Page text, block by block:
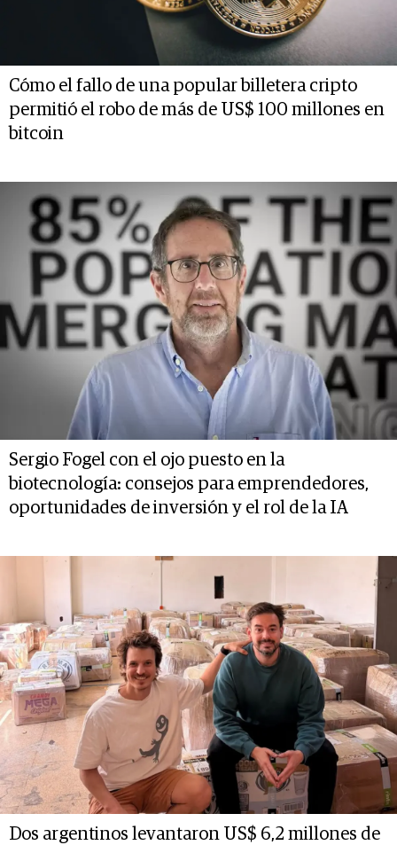
Cómo el fallo de una popular billetera cripto
permitió el robo de más de US$ 100 millones en
bitcoin
Sergio Fogel con el ojo puesto en la
biotecnología: consejos para emprendedores,
oportunidades de inversión y el rol de la IA
Dos argentinos levantaron US$ 6,2 millones de